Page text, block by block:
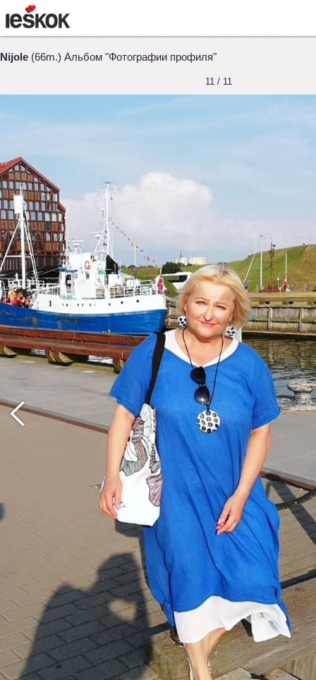
Nijole (66m.) Альбом "Фотографии профиля"
11 / 11